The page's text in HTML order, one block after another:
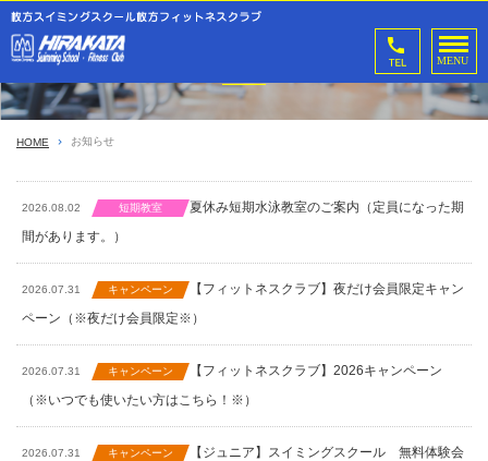
HOME お知らせ
2026.08.02 短期教室
夏休み短期水泳教室のご案内（定員になった期
間があります。）
2026.07.31 キャンペーン
【フィットネスクラブ】夜だけ会員限定キャン
ペーン（※夜だけ会員限定※）
2026.07.31 キャンペーン
【フィットネスクラブ】2026キャンペーン
（※いつでも使いたい方はこちら！※）
2026.07.31 キャンペーン
【ジュニア】スイミングスクール 無料体験会